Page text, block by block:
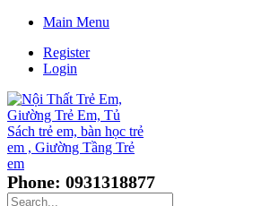
Main Menu
Register
Login
Phone: 0931318877